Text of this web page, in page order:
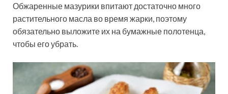
Обжаренные мазурики впитают достаточно много
растительного масла во время жарки, поэтому
обязательно выложите их на бумажные полотенца,
чтобы его убрать.